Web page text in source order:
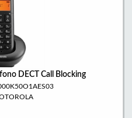
DECT Call Blocking